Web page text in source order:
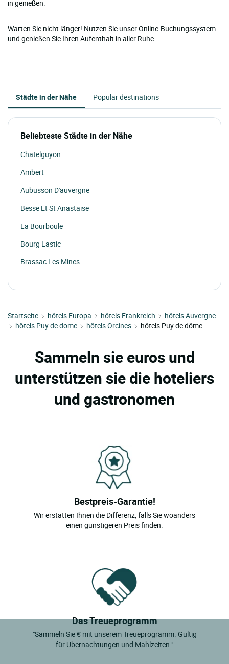
in genießen.
Warten Sie nicht länger! Nutzen Sie unser Online-Buchungssystem
und genießen Sie Ihren Aufenthalt in aller Ruhe.
Städte in der Nähe Popular destinations
Beliebteste Städte in der Nähe
Chatelguyon
Ambert
Aubusson D'auvergne
Besse Et St Anastaise
La Bourboule
Bourg Lastic
Brassac Les Mines
La Chaulme
Clermont Ferrand
Gelles
Herment
Startseite hôtels Europa hôtels Frankreich
hôtels Auvergne
hôtels Puy de dome
hôtels Orcines hôtels Puy de dôme
Sammeln sie euros und
unterstützen sie die hoteliers
und gastronomen
Bestpreis-Garantie!
Wir erstatten Ihnen die Differenz, falls Sie woanders
einen günstigeren Preis finden.
Das Treueprogramm
"Sammeln Sie € mit unserem Treueprogramm. Gültig
für Übernachtungen und Mahlzeiten."